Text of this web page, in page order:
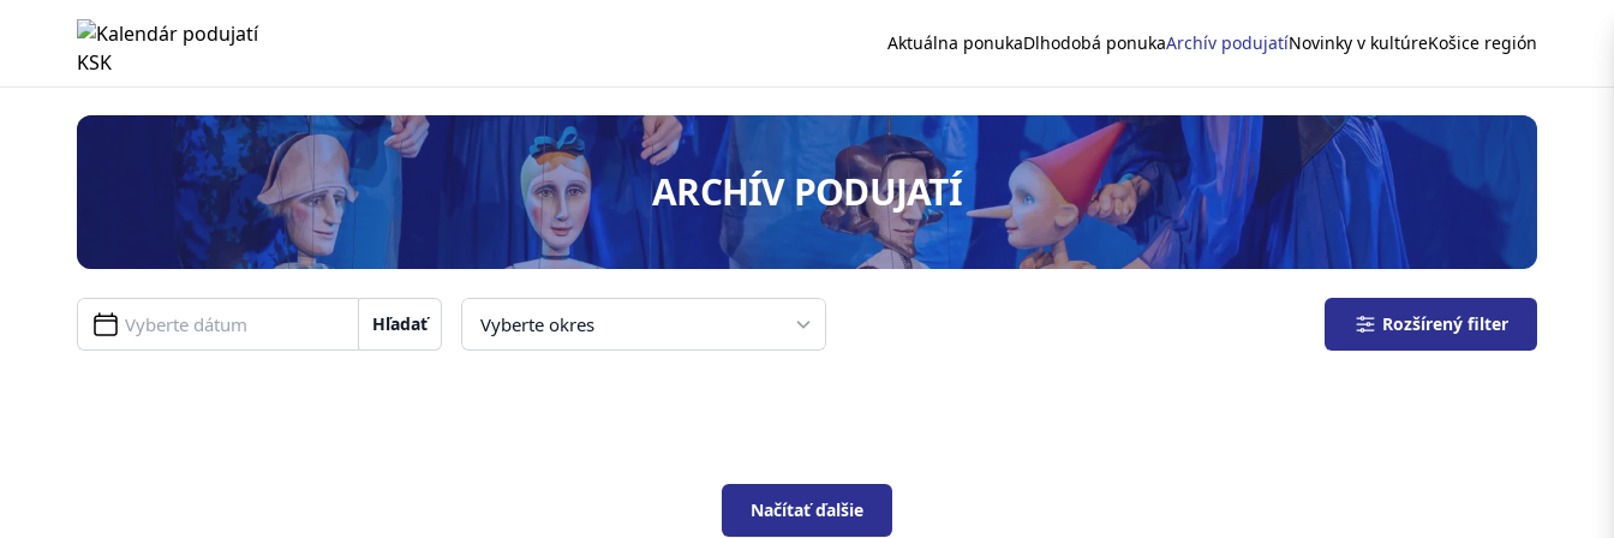
Kalendár podujatí KSK Aktuálna ponukaDlhodobá ponukaArchív podujatíNovinky v kultúreKošice región
ARCHÍV PODUJATÍ
Filter Hľadať Rozšírený filter
Načítať ďalšie